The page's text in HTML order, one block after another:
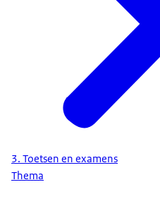
3. Toetsen en examens
Thema